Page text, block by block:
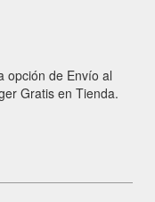
opción de Envío al
Gratis en Tienda.